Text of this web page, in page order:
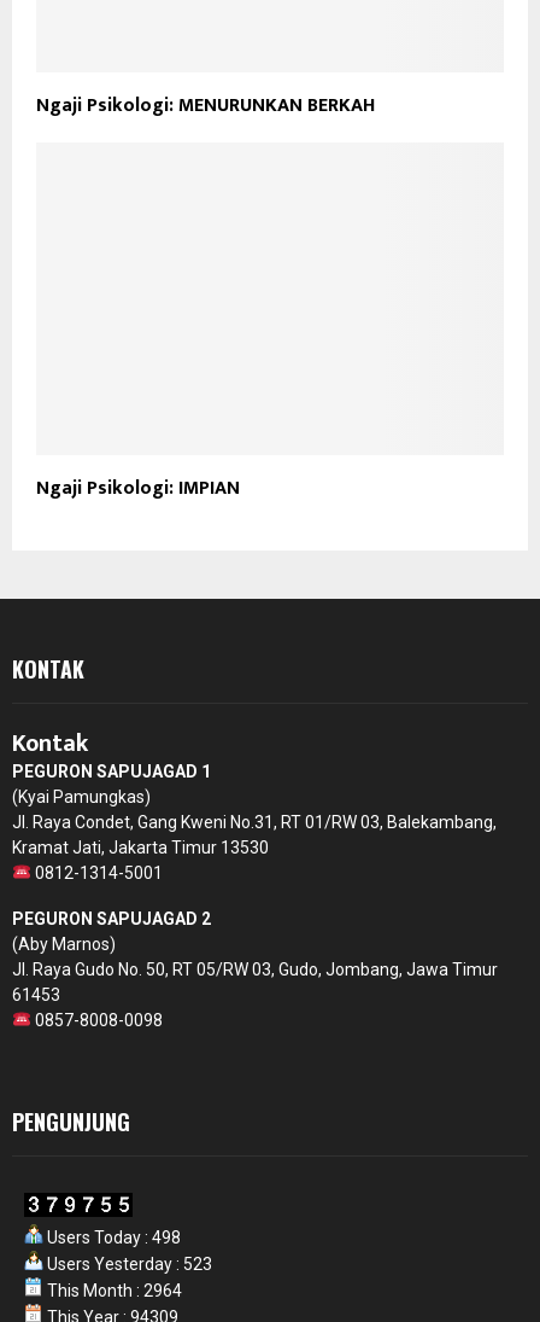
Ngaji Psikologi: MENURUNKAN BERKAH
Ngaji Psikologi: IMPIAN
KONTAK
Kontak
PEGURON SAPUJAGAD 1
(Kyai Pamungkas)
Jl. Raya Condet, Gang Kweni No.31, RT 01/RW 03, Balekambang,
Kramat Jati, Jakarta Timur 13530
0812-1314-5001
PEGURON SAPUJAGAD 2
(Aby Marnos)
Jl. Raya Gudo No. 50, RT 05/RW 03, Gudo, Jombang, Jawa Timur
61453
0857-8008-0098
PENGUNJUNG
Users Today : 498
Users Yesterday : 523
This Month : 2964
This Year : 94309